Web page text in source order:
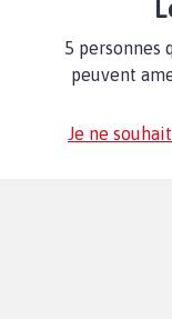
5 personnes
peuvent
Je ne